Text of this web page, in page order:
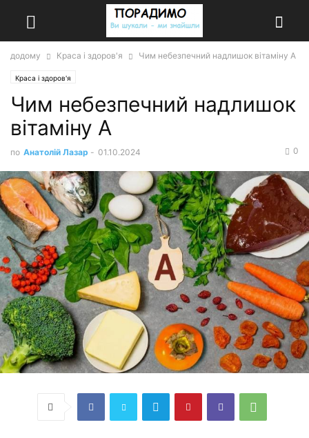
додому Краса і здоров'я Чим небезпечний надлишок вітаміну А
Краса і здоров'я
Чим небезпечний надлишок
вітаміну А
по Анатолій Лазар - 01.10.2024 0